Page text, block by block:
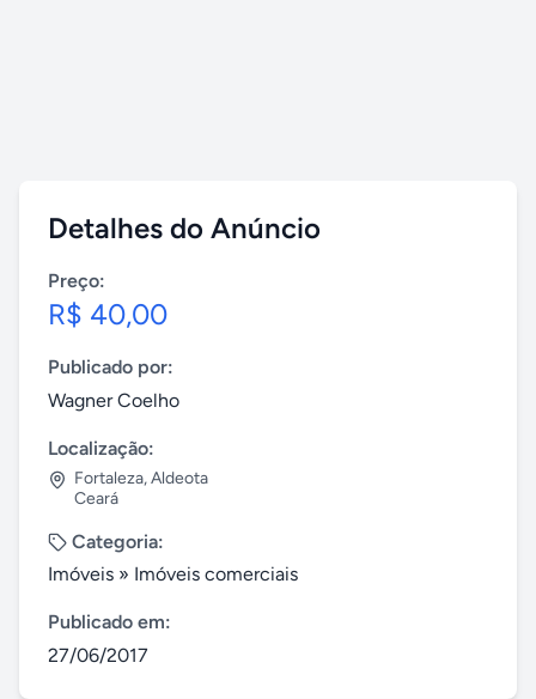
Detalhes do Anúncio
Preço:
R$ 40,00
Publicado por:
Wagner Coelho
Localização:
Fortaleza,Aldeota
Ceará
Categoria:
Imóveis » Imóveis comerciais
Publicado em:
27/06/2017